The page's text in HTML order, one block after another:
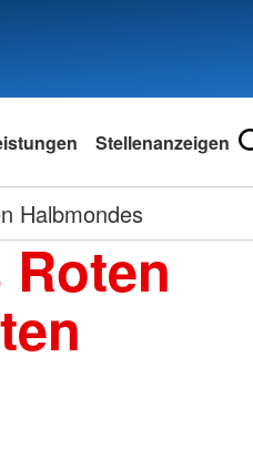
Stellenanzeigen
Halbmondes